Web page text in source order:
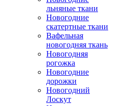
льняные ткани
Новогодние
скатертные ткани
Вафельная
новогодняя ткань
Новогодняя
рогожка
Новогодние
дорожки
Новогодний
Лоскут